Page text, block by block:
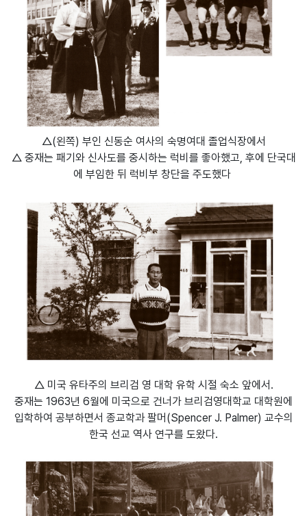
△(왼쪽) 부인 신동순 여사의 숙명여대 졸업식장에서
△ 중재는 패기와 신사도를 중시하는 럭비를 좋아했고, 후에 단국대
에 부임한 뒤 럭비부 창단을 주도했다
△ 미국 유타주의 브리검 영 대학 유학 시절 숙소 앞에서.
중재는 1963년 6월에 미국으로 건너가 브리검영대학교 대학원에
입학하여 공부하면서 종교학과 팔머(Spencer J. Palmer) 교수의
한국 선교 역사 연구를 도왔다.